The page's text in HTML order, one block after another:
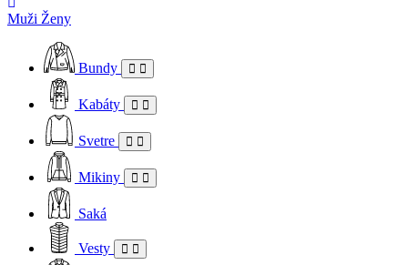
Muži Ženy
Bundy
Kabáty
Svetre
Mikiny
Saká
Vesty